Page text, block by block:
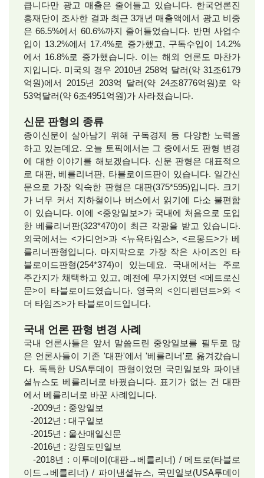
큽니다만 광고 매출은 줄어들고 있습니다. 한국언론진
흥재단이 조사한 결과 최근 3개년 매출액에서 광고 비중
은 66.5%에서 60.6%까지 줄어들었습니다. 반면 사업수
입이 13.2%에서 17.4%로 증가했고, 구독수입이 14.2%
에서 16.8%로 증가했습니다. 이는 해외 언론도 마찬가
지입니다. 미국의 경우 2010년 258억 달러(약 31조6179
억원)에서 2015년 203억 달러(약 24조8776억원)로 약
53억달러(약 6조4951억원)가 사라졌습니다.
신문 판형의 종류
종이신문이 살아남기 위해 구독경제 등 다양한 노력을
하고 있는데요. 오늘 토픽에서는 그 중에서도 판형 변경
에 대한 이야기를 해보겠습니다. 신문 판형은 대표적으
로 대판, 베를리너판, 타블로이드판이 있습니다. 일간신
문으로 가장 익숙한 판형은 대판(375*595)입니다. 크기
가 너무 커서 지하철이나 버스에서 읽기에 다소 불편함
이 있습니다. 이에 <중앙일보>가 국내에 처음으로 도입
한 베를리너판(323*470)이 최근 각광을 받고 있습니다.
외국에서는 <가디언>과 <뉴욕타임스>, <르몽드>가 베
를리너판형입니다. 마지막으로 가장 작은 사이즈인 타
블로이드판형(254*374)이 있는데요. 국내에서는 주로
주간지가 채택하고 있고, 예전에 무가지였던 <메트로신
문>이 타블로이드였습니다. 영국의 <인디펜던트>와 <
더 타임즈>가 타블로이드입니다.
국내 언론 판형 변경 사례
국내 언론사들은 앞서 말씀드린 중앙일보를 필두로 많
은 언론사들이 기존 '대판'에서 '베를리너'로 옮겨갔습니
다. 독특한 USA투데이 판형이었던 국민일보와 파이낸
셜뉴스도 베를리너로 바꿨습니다. 표기가 없는 건 대판
에서 베를리너로 바꾼 사례입니다.
-2009년 : 중앙일보
-2012년 : 대구일보
-2015년 : 울산매일신문
-2016년 : 강원도민일보
-2018년 : 이투데이(대판→베를리너) / 메트로(타블로
이드→베를리너) / 파이낸셜뉴스, 국민일보(USA투데이